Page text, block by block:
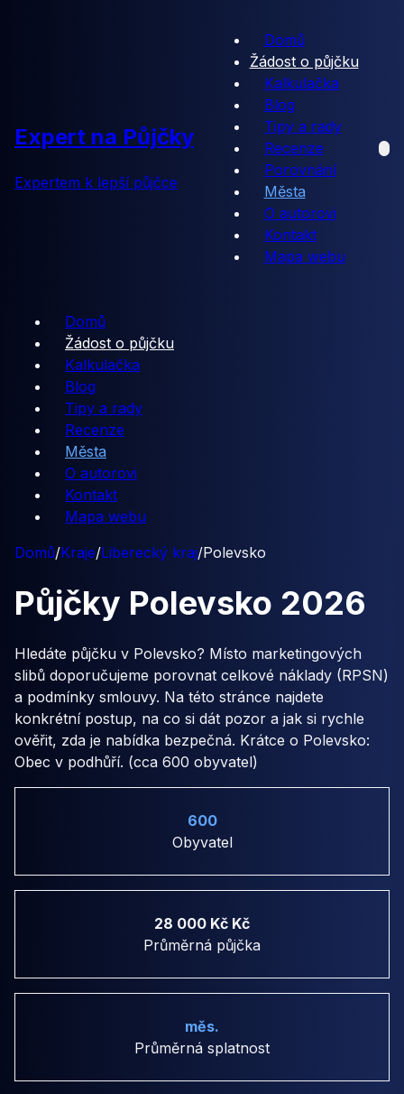
Expert na Půjčky
Expertem k lepší půjčce
Domů
Žádost o půjčku
Kalkulačka
Blog
Tipy a rady
Recenze
Porovnání
Města
O autorovi
Kontakt
Mapa webu
Domů
Žádost o půjčku
Kalkulačka
Blog
Tipy a rady
Recenze
Města
O autorovi
Kontakt
Mapa webu
Domů/Kraje/Liberecký kraj/Polevsko
Půjčky Polevsko 2026
Hledáte půjčku v Polevsko? Místo marketingových
slibů doporučujeme porovnat celkové náklady (RPSN)
a podmínky smlouvy. Na této stránce najdete
konkrétní postup, na co si dát pozor a jak si rychle
ověřit, zda je nabídka bezpečná. Krátce o Polevsko:
Obec v podhůří. (cca 600 obyvatel)
600
Obyvatel
28 000 Kč Kč
Průměrná půjčka
měs.
Průměrná splatnost